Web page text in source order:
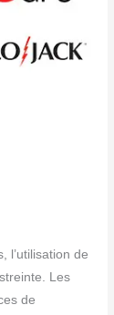
l’utilisation de
Les
de